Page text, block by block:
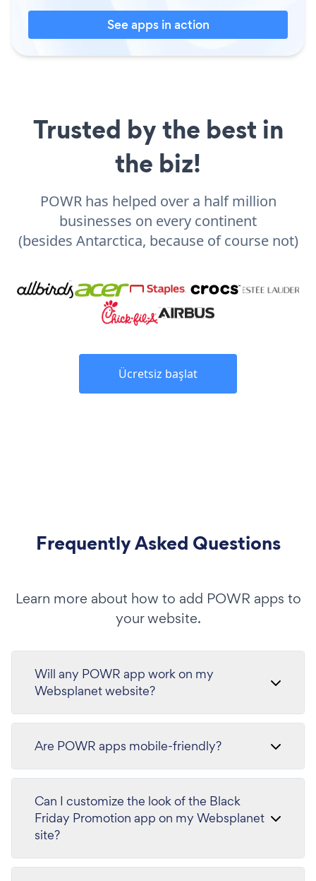
See apps in action
Trusted by the best in
the biz!
POWR has helped over a half million
businesses on every continent
(besides Antarctica, because of course not)
Ücretsiz başlat
Frequently Asked Questions
Learn more about how to add POWR apps to
your website.
Will any POWR app work on my
Websplanet website?
Are POWR apps mobile-friendly?
Can I customize the look of the Black
Friday Promotion app on my Websplanet
site?